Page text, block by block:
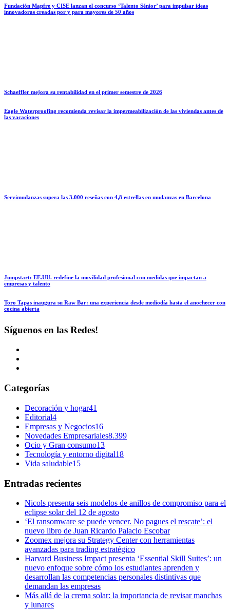
Fundación Mapfre y CISE lanzan el concurso ‘Talento Sénior’ para impulsar ideas
innovadoras creadas por y para mayores de 50 años
Schaeffler mejora su rentabilidad en el primer semestre de 2026
Eagle Waterproofing recomienda revisar la impermeabilización de las viviendas antes de
las vacaciones
Servimudanzas supera las 3.000 reseñas con 4,8 estrellas en mudanzas en Barcelona
Jumpstart: EE.UU. redefine la movilidad profesional con medidas que impactan a
empresas y talento
Toro Tapas inaugura su Raw Bar: una experiencia desde mediodía hasta el anochecer con
cocina abierta
Síguenos en las Redes!
Categorías
Decoración y hogar41
Editorial4
Empresas y Negocios16
Novedades Empresariales8.399
Ocio y Gran consumo13
Tecnología y entorno digital18
Vida saludable15
Entradas recientes
Nicols presenta seis modelos de anillos de compromiso para el
eclipse solar del 12 de agosto
‘El ransomware se puede vencer. No pagues el rescate’: el
nuevo libro de Juan Ricardo Palacio Escobar
Zoomex mejora su Strategy Center con herramientas
avanzadas para trading estratégico
Harvard Business Impact presenta ‘Essential Skill Suites’: un
nuevo enfoque sobre cómo los estudiantes aprenden y
desarrollan las competencias personales distintivas que
demandan las empresas
Más allá de la crema solar: la importancia de revisar manchas
y lunares